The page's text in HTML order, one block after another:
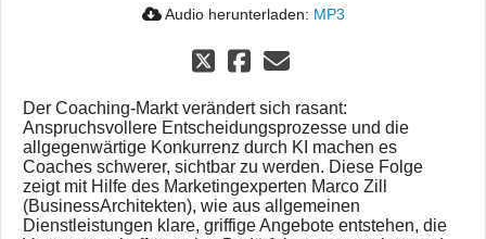
Audio herunterladen: MP3
Der Coaching-Markt verändert sich rasant:
Anspruchsvollere Entscheidungsprozesse und die
allgegenwärtige Konkurrenz durch KI machen es
Coaches schwerer, sichtbar zu werden. Diese Folge
zeigt mit Hilfe des Marketingexperten Marco Zill
(BusinessArchitekten), wie aus allgemeinen
Dienstleistungen klare, griffige Angebote entstehen, die